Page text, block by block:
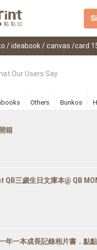
/ ideabook / canvas /card
Our Users Say
Others Bunkos
箱
QB三歲生日文庫本@ QB
年一本成長記錄相片書．點